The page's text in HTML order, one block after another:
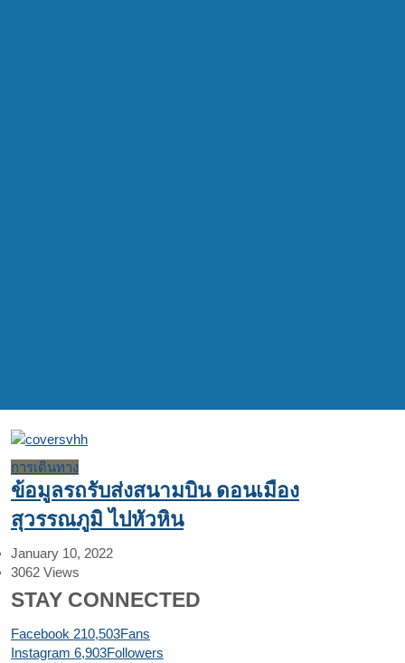
การเดินทาง
ข้อมูลรถรับส่งสนามบิน ดอนเมือง
สุวรรณภูมิ ไปหัวหิน
January 10, 2022
3062 Views
STAY CONNECTED
Facebook 210,503Fans
Instagram 6,903Followers